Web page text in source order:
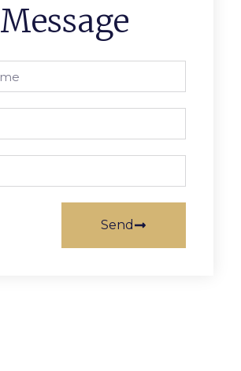
Message
Send